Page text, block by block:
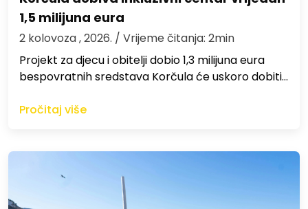
1,5 milijuna eura
2 kolovoza , 2026. / Vrijeme čitanja: 2min
Projekt za djecu i obitelji dobio 1,3 milijuna eura
bespovratnih sredstava Korčula će uskoro dobiti…
Pročitaj više